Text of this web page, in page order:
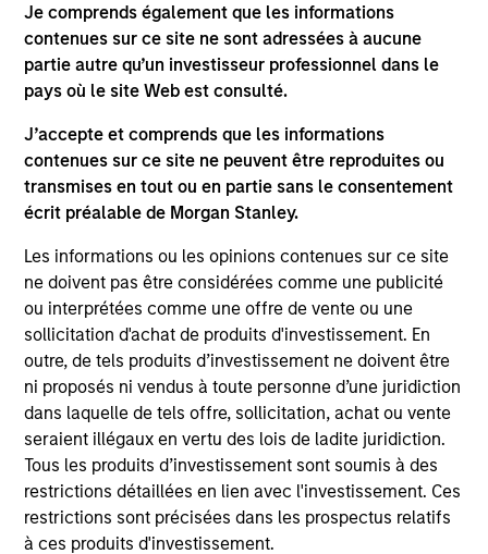
Je comprends également que les informations
contenues sur ce site ne sont adressées à aucune
partie autre qu’un investisseur professionnel dans le
pays où le site Web est consulté.
J’accepte et comprends que les informations
contenues sur ce site ne peuvent être reproduites ou
transmises en tout ou en partie sans le consentement
écrit préalable de Morgan Stanley.
Les informations ou les opinions contenues sur ce site
ne doivent pas être considérées comme une publicité
ou interprétées comme une offre de vente ou une
sollicitation d'achat de produits d'investissement. En
outre, de tels produits d’investissement ne doivent être
ni proposés ni vendus à toute personne d’une juridiction
dans laquelle de tels offre, sollicitation, achat ou vente
seraient illégaux en vertu des lois de ladite juridiction.
Tous les produits d’investissement sont soumis à des
restrictions détaillées en lien avec l'investissement. Ces
restrictions sont précisées dans les prospectus relatifs
à ces produits d'investissement.
As of July 25, 2025. The above is provided for informational
and educational purposes only. There is no guarantee that
the investment mentioned resulted in positive performance
(for realized holdings), or will perform well in the future (for
current holdings). The trademarks and service marks above
are the property of their respective owners. The information
on this website has not been authorized, sponsored, or
otherwise approved by such owners. By clicking on any
links shown here, you agree that you are navigating to a
third party site. We are providing these hyperlinks to you
only as a convenience and the inclusion of any hyperlink is
not and does not imply any endorsement, approval,
investigation, verification or monitoring by us of any
information contained in any hyperlinked site. In no event
shall we be responsible for the information contained on
the site or your use of such site.